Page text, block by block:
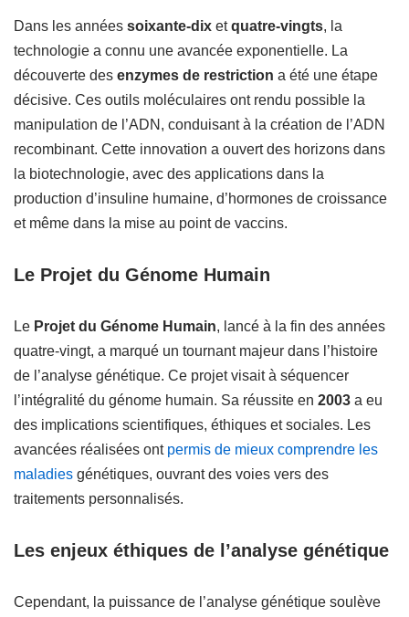
Dans les années soixante-dix etquatre-vingts, la
technologie a connu une avancée exponentielle. La
découverte des enzymes de restriction a été une étape
décisive. Ces outils moléculaires ont rendu possible la
manipulation de l’ADN, conduisant à la création de l’ADN
recombinant. Cette innovation a ouvert des horizons dans
la biotechnologie, avec des applications dans la
production d’insuline humaine, d’hormones de croissance
et même dans la mise au point de vaccins.
Le Projet du Génome Humain
Le Projet du Génome Humain, lancé à la fin des années
quatre-vingt, a marqué un tournant majeur dans l’histoire
de l’analyse génétique. Ce projet visait à séquencer
l’intégralité du génome humain. Sa réussite en 2003 a eu
des implications scientifiques, éthiques et sociales. Les
avancées réalisées ont permis de mieux comprendre les
maladies génétiques, ouvrant des voies vers des
traitements personnalisés.
Les enjeux éthiques de l’analyse génétique
Cependant, la puissance de l’analyse génétique soulève